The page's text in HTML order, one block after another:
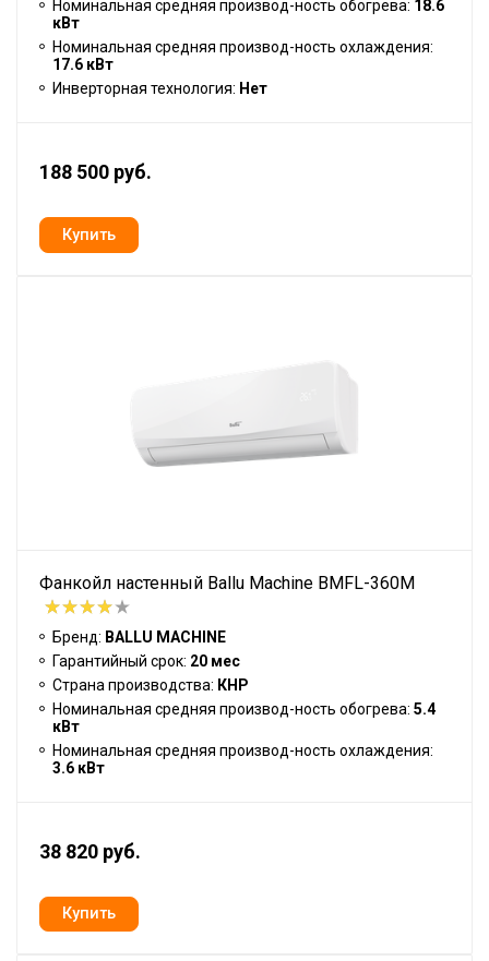
Номинальная средняя производ-ность обогрева: 18.6
кВт
Номинальная средняя производ-ность охлаждения:
17.6 кВт
Инверторная технология: Нет
188 500 руб.
Фанкойл настенный Ballu Machine BMFL-360M
Бренд: BALLU MACHINE
Гарантийный срок: 20 мес
Страна производства: КНР
Номинальная средняя производ-ность обогрева: 5.4
кВт
Номинальная средняя производ-ность охлаждения:
3.6 кВт
38 820 руб.